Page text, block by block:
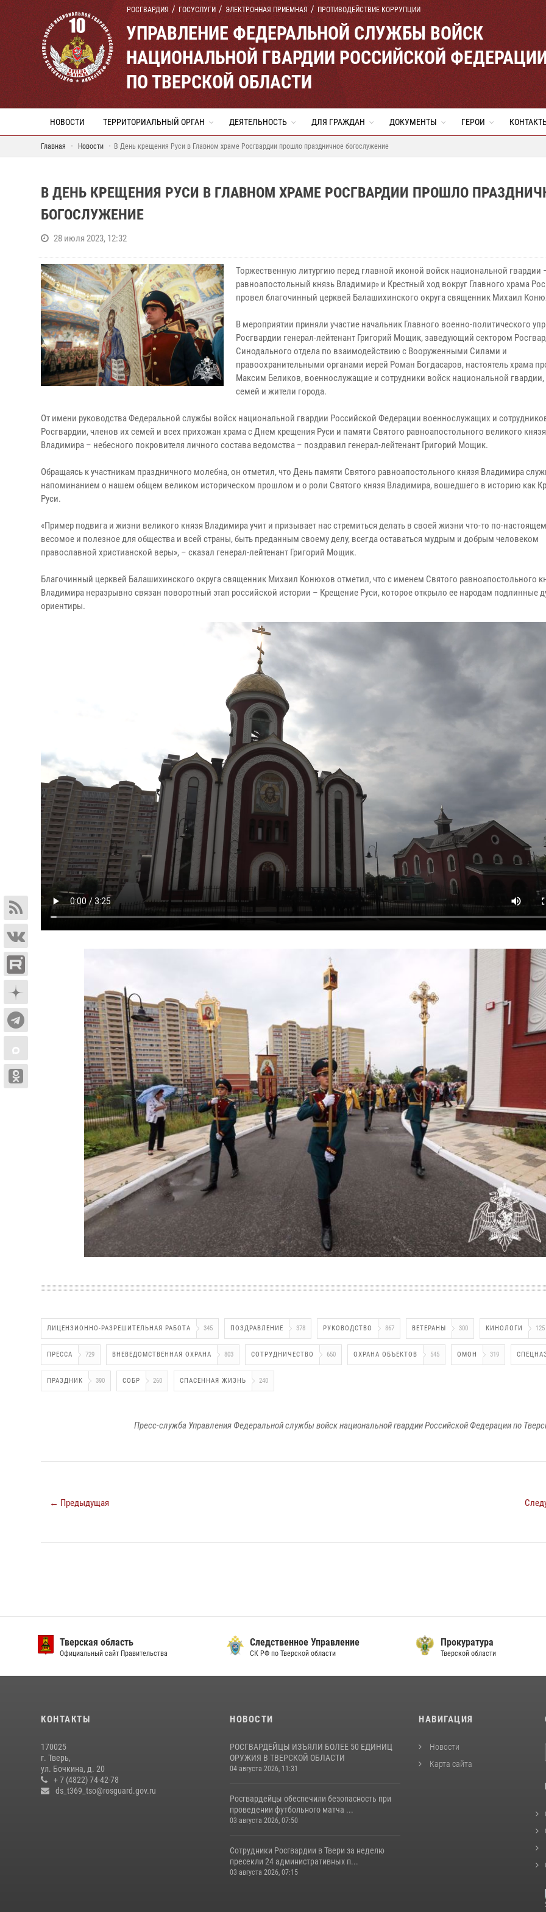
РОСГВАРДИЯ ГОСУСЛУГИ ЭЛЕКТРОННАЯ ПРИЕМНАЯ ПРОТИВОДЕЙСТВИЕ КОРРУПЦИИ
УПРАВЛЕНИЕ ФЕДЕРАЛЬНОЙ СЛУЖБЫ ВОЙСК
НАЦИОНАЛЬНОЙ ГВАРДИИ РОССИЙСКОЙ
ПО ТВЕРСКОЙ ОБЛАСТИ
НОВОСТИ ТЕРРИТОРИАЛЬНЫЙ ОРГАН ДЕЯТЕЛЬНОСТЬ ДЛЯ ГРАЖДАН ДОКУМЕНТЫ ГЕРОИ
Главная Новости В День крещения Руси в Главном храме Росгвардии прошло праздничное богослужение
В ДЕНЬ КРЕЩЕНИЯ РУСИ В ГЛАВНОМ ХРАМЕ РОСГВАРДИИ ПРОШЛО
БОГОСЛУЖЕНИЕ
28 июля 2023, 12:32
Торжественную литургию перед главной иконой войск национальной гвардии
равноапостольный князь Владимир» и Крестный ход вокруг Главного храма
провел благочинный церквей Балашихинского округа священник Михаил
В мероприятии приняли участие начальник Главного военно-политического
Росгвардии генерал-лейтенант Григорий Мощик, заведующий сектором
Синодального отдела по взаимодействию с Вооруженными Силами и
правоохранительными органами иерей Роман Богдасаров, настоятель храма
Максим Беликов, военнослужащие и сотрудники войск национальной
семей и жители города.
От имени руководства Федеральной службы войск национальной гвардии Российской Федерации военнослужащих и
Росгвардии, членов их семей и всех прихожан храма с Днем крещения Руси и памяти Святого равноапостольного великого князя
Владимира – небесного покровителя личного состава ведомства – поздравил генерал-лейтенант Григорий Мощик.
Обращаясь к участникам праздничного молебна, он отметил, что День памяти Святого равноапостольного князя Владимира
напоминанием о нашем общем великом историческом прошлом и о роли Святого князя Владимира, вошедшего в историю как
Руси.
«Пример подвига и жизни великого князя Владимира учит и призывает нас стремиться делать в своей жизни что-то по-
весомое и полезное для общества и всей страны, быть преданным своему делу, всегда оставаться мудрым и добрым человеком
православной христианской веры», – сказал генерал-лейтенант Григорий Мощик.
Благочинный церквей Балашихинского округа священник Михаил Конюхов отметил, что с именем Святого равноапостольного
Владимира неразрывно связан поворотный этап российской истории – Крещение Руси, которое открыло ее народам подлинные
ориентиры.
ЛИЦЕНЗИОННО-РАЗРЕШИТЕЛЬНАЯ РАБОТА 345 ПОЗДРАВЛЕНИЕ 378 РУКОВОДСТВО 867 ВЕТЕРАНЫ 300 КИНОЛОГИ 125
ПРЕССА 729 ВНЕВЕДОМСТВЕННАЯ ОХРАНА 803 СОТРУДНИЧЕСТВО 650 ОХРАНА ОБЪЕКТОВ 545 ОМОН 319
ПРАЗДНИК 390 СОБР 260 СПАСЕННАЯ ЖИЗНЬ 240
Пресс-служба Управления Федеральной службы войск национальной гвардии Российской Федерации по
← Предыдущая
Тверская область
Официальный сайт Правительства
Следственное Управление
СК РФ по Тверской области
Прокуратура
Тверской области
КОНТАКТЫ
170025
г. Тверь,
ул. Бочкина, д. 20
+ 7 (4822) 74-42-78
ds_t369_tso@rosguard.gov.ru
НОВОСТИ
РОСГВАРДЕЙЦЫ ИЗЪЯЛИ БОЛЕЕ 50 ЕДИНИЦ
ОРУЖИЯ В ТВЕРСКОЙ ОБЛАСТИ
04 августа 2026, 11:31
Росгвардейцы обеспечили безопасность при
проведении футбольного матча ...
03 августа 2026, 07:50
Сотрудники Росгвардии в Твери за неделю
пресекли 24 административных п...
03 августа 2026, 07:15
НАВИГАЦИЯ
Новости
Карта сайта